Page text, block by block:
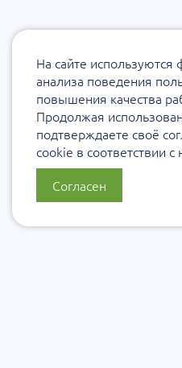
На сайте
анализа поведения
повышения качества
Продолжая
подтверждаете своё
cookie в соответствии с
Согласен